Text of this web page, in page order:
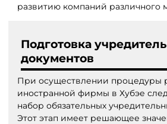
развитию компаний различного
Подготовка
документов
При осуществлении процедуры
иностранной фирмы в Хубэе
набор обязательных
Этот этап имеет решающее